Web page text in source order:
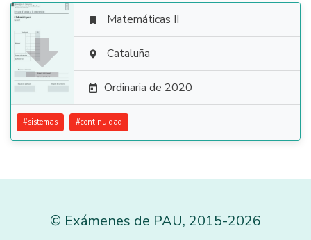

 Matemáticas II
 Cataluña
 Ordinaria de 2020
#sistemas #continuidad
© Exámenes de PAU, 2015-2026